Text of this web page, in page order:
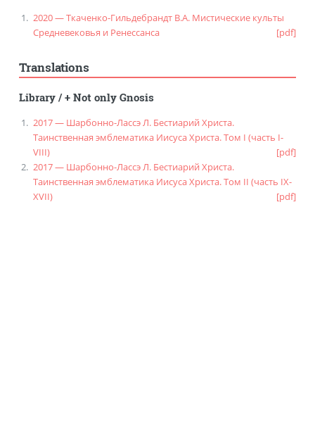
2020 — Ткаченко-Гильдебрандт В.А. Мистические культы
Средневековья и Ренессанса
[pdf]
Translations
Library/+ Not only Gnosis
2017 — Шарбонно-Лассэ Л. Бестиарий Христа.
Таинственная эмблематика Иисуса Христа. Том I (часть I-
VIII)
[pdf]
2017 — Шарбонно-Лассэ Л. Бестиарий Христа.
Таинственная эмблематика Иисуса Христа. Том II (часть IX-
XVII)
[pdf]